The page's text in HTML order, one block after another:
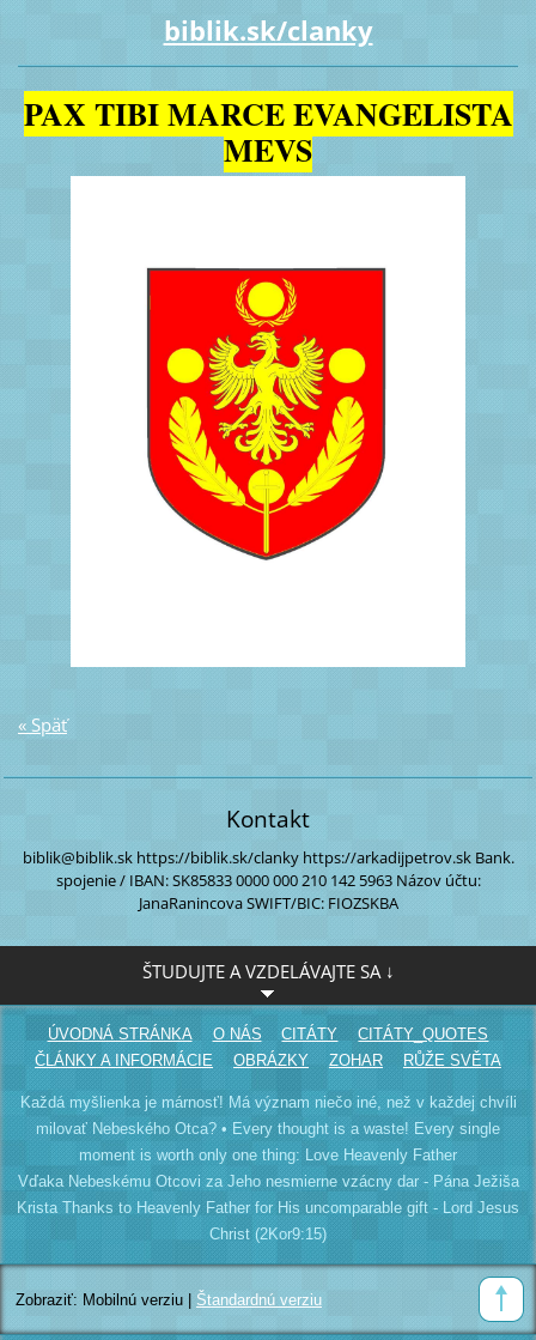
biblik.sk/clanky
PAX TIBI MARCE EVANGELISTA
MEVS
« Späť
Kontakt
biblik@biblik.skhttps://biblik.sk/clankyhttps://arkadijpetrov.skBank.
spojenie / IBAN:SK85833 0000000 210 142 5963Názov účtu:
JanaRanincovaSWIFT/BIC: FIOZSKBA
ŠTUDUJTE A VZDELÁVAJTE SA ↓
ÚVODNÁ STRÁNKA O NÁS CITÁTY
CITÁTY_QUOTES
ČLÁNKY A INFORMÁCIE
OBRÁZKY ZOHAR RŮŽE SVĚTA
Každá myšlienka je márnosť! Má význam niečo iné, než v každej chvíli
milovať Nebeského Otca? • Every thought is a waste! Every single
moment is worth only one thing: Love Heavenly Father
Vďaka Nebeskému Otcovi za Jeho nesmierne vzácny dar - Pána Ježiša
Krista Thanks to Heavenly Father for His uncomparable gift - Lord Jesus
Christ (2Kor9:15)
Zobraziť: Mobilnú verziu| Štandardnú verziu